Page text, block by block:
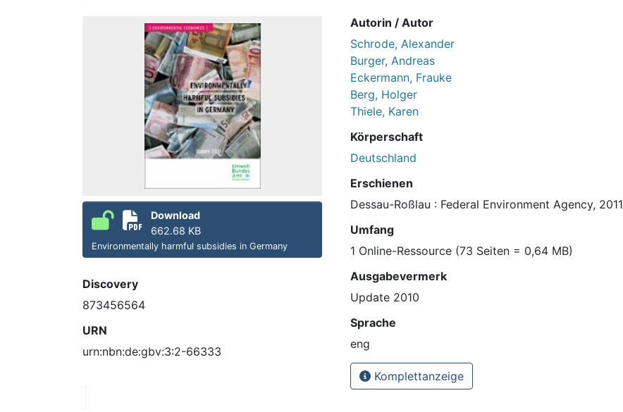
Download
662.68 KB
Environmentally harmful subsidies in Germany
Discovery
873456564
URN
urn:nbn:de:gbv:3:2-66333
Autorin / Autor
Schrode, Alexander
Burger, Andreas
Eckermann, Frauke
Berg, Holger
Thiele, Karen
Körperschaft
Deutschland
Erschienen
Dessau-Roßlau : Federal Environment Agency, 2011
Umfang
1 Online-Ressource (73 Seiten = 0,64 MB)
Ausgabevermerk
Update 2010
Sprache
eng
Komplettanzeige